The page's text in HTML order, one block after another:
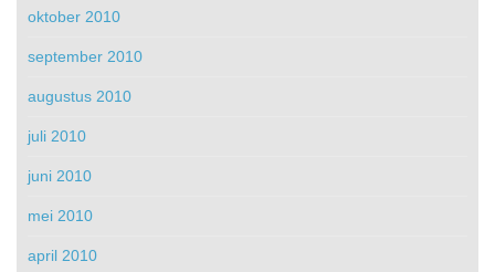
oktober 2010
september 2010
augustus 2010
juli 2010
juni 2010
mei 2010
april 2010